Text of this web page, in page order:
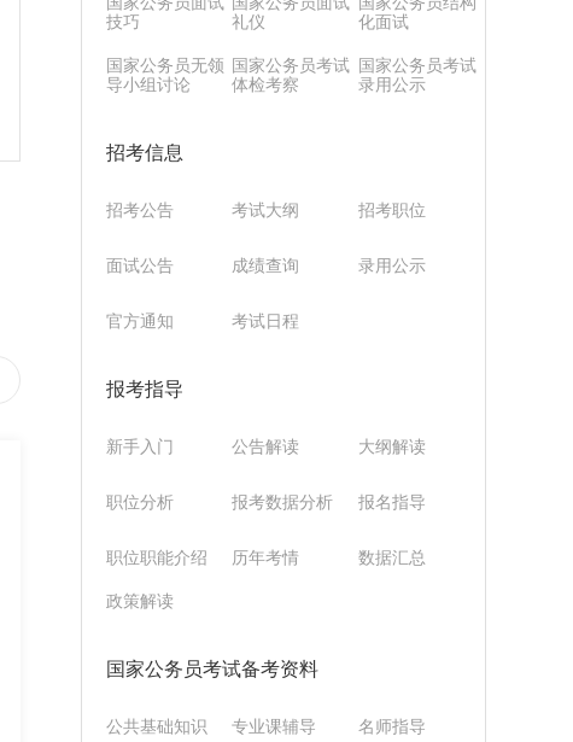
技巧
礼仪
化面试
国家公务员无领
导小组讨论
国家公务员考试
体检考察
国家公务员考试
录用公示
招考信息
招考公告 考试大纲 招考职位
面试公告 成绩查询 录用公示
官方通知 考试日程
报考指导
新手入门 公告解读 大纲解读
职位分析 报考数据分析 报名指导
职位职能介绍 历年考情 数据汇总
政策解读
国家公务员考试备考资料
公共基础知识 专业课辅导 名师指导